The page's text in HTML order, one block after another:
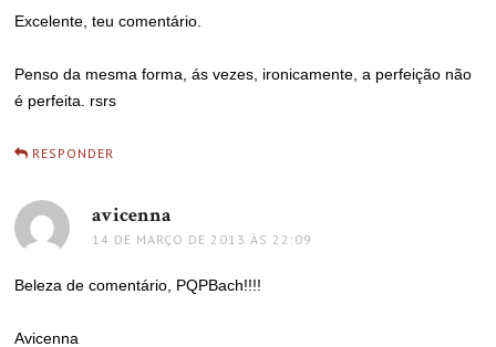
Excelente, teu comentário.
Penso da mesma forma, ás vezes, ironicamente, a perfeição não
é perfeita. rsrs
RESPONDER
avicenna
14 DE MARÇO DE 2013 ÀS 22:09
Beleza de comentário, PQPBach!!!!
Avicenna